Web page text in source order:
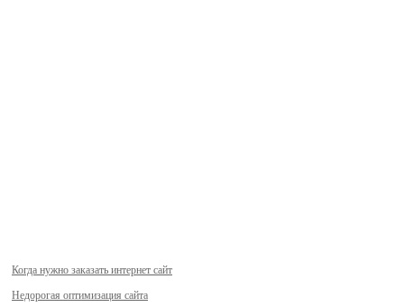
Когда нужно заказать интернет сайт
Недорогая оптимизация сайта